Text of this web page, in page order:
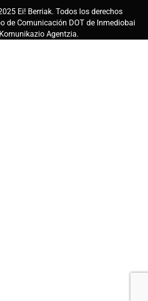
Ei! Berriak. Todos los derechos
de Comunicación DOT de Inmediobai
Komunikazio Agentzia.